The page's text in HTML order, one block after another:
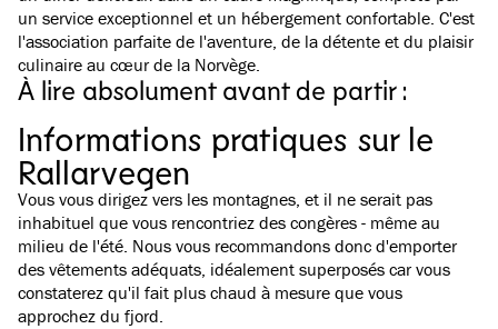
un service exceptionnel et un hébergement confortable. C'est
l'association parfaite de l'aventure, de la détente et du plaisir
culinaire au cœur de la Norvège.
À lire absolument avant de partir :
La Rallarvegen à Vélo de Finse à Flåm
Planifiez votre sortie à vélo sur le Rallarvegen.
mythique vers Flåm.
Oui
Découvrez les mille
et ses vues.
Informations pratiques sur le
Rallarvegen
Vous vous dirigez vers les montagnes, et il ne serait pas
inhabituel que vous rencontriez des congères - même au
milieu de l'été. Nous vous recommandons donc d'emporter
des vêtements adéquats, idéalement superposés car vous
constaterez qu'il fait plus chaud à mesure que vous
approchez du fjord.